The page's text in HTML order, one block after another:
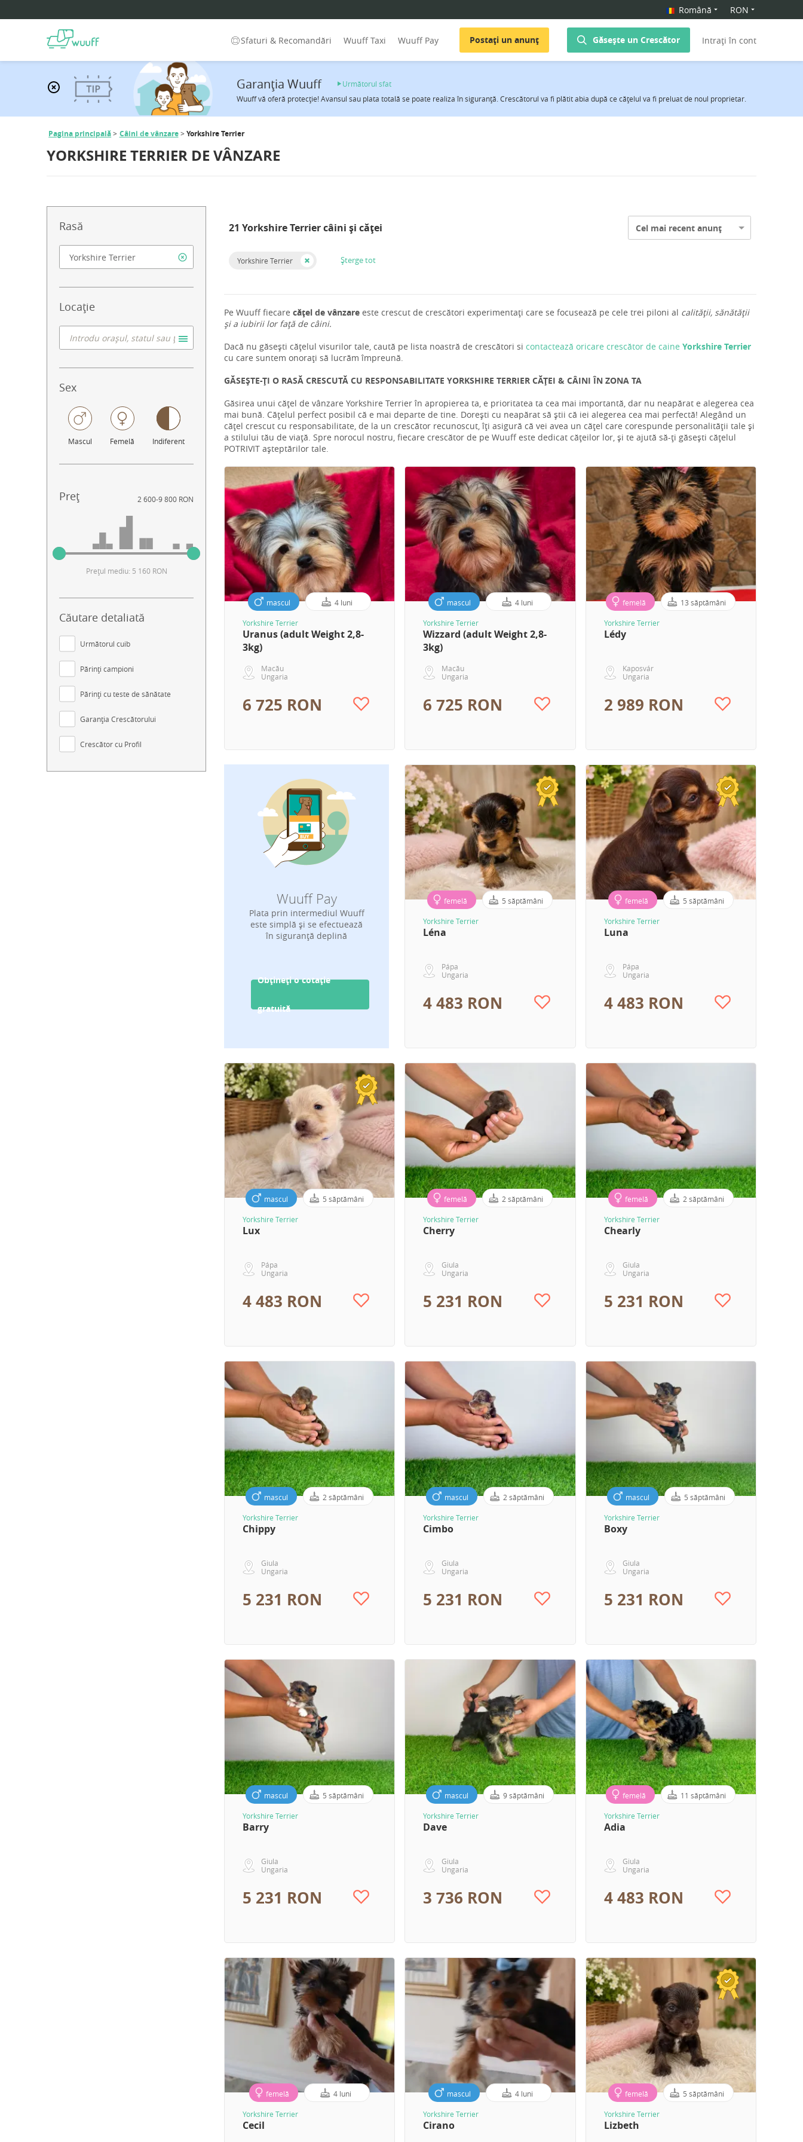
Română RON
Sfaturi & Recomandări Wuuff Taxi Wuuff Pay Postați un anunț Găsește un Crescător Intrați în cont
Garanţia Wuuff
Următorul sfat
Wuuff vă oferă protecţie! Avansul sau plata totală se poate realiza în siguranţă. Crescătorul va fi plătit abia după ce căţelul va fi preluat de noul proprietar.
Pagina principală Câini de vânzare Yorkshire Terrier
YORKSHIRE TERRIER DE VÂNZARE
Rasă
Locație
Sex
Mascul Femelă Indiferent
Preț 2 600-9 800 RON
Prețul mediu: 5 160 RON
Căutare detaliată
Următorul cuib
Părinți campioni
Părinți cu teste de sănătate
Garanția Crescătorului
Crescător cu Profil
21 Yorkshire Terrier câini și căței Cel mai recent anunț
Yorkshire Terrier Șterge tot
Pe Wuuff fiecare cățel de vânzare este crescut de crescători experimentați care se focusează pe cele trei piloni al calității, sănătății
și a iubirii lor față de câini.
Dacă nu găsești cățelul visurilor tale, caută pe lista noastră de crescători si contactează oricare crescător de caine Yorkshire Terrier
cu care suntem onorați să lucrăm împreună.
GĂSEȘTE-ȚI O RASĂ CRESCUTĂ CU RESPONSABILITATE YORKSHIRE TERRIER CĂȚEI & CÂINI ÎN ZONA TA
Găsirea unui cățel de vânzare Yorkshire Terrier în apropierea ta, e prioritatea ta cea mai importantă, dar nu neapărat e alegerea cea
mai bună. Cățelul perfect posibil că e mai departe de tine. Dorești cu neapărat să știi că iei alegerea cea mai perfectă! Alegând un
cățel crescut cu responsabilitate, de la un crescător recunoscut, îți asigură că vei avea un cățel care corespunde personalității tale și
a stilului tău de viață. Spre norocul nostru, fiecare crescător de pe Wuuff este dedicat cățeilor lor, și te ajută să-ți găsești cățelul
POTRIVIT așteptărilor tale.
mascul 4 luni
Yorkshire Terrier
Uranus (adult Weight 2,8-
3kg)
Macău
Ungaria
6 725 RON
mascul 4 luni
Yorkshire Terrier
Wizzard (adult Weight 2,8-
3kg)
Macău
Ungaria
6 725 RON
femelă 13 săptămâni
Yorkshire Terrier
Lédy
Kaposvár
Ungaria
2 989 RON
Wuuff Pay
Plata prin intermediul Wuuff
este simplă și se efectuează
în siguranță deplină
Obțineți o cotație
gratuită
femelă 5 săptămâni
Yorkshire Terrier
Léna
Pápa
Ungaria
4 483 RON
femelă 5 săptămâni
Yorkshire Terrier
Luna
Pápa
Ungaria
4 483 RON
mascul 5 săptămâni
Yorkshire Terrier
Lux
Pápa
Ungaria
4 483 RON
femelă 2 săptămâni
Yorkshire Terrier
Cherry
Giula
Ungaria
5 231 RON
femelă 2 săptămâni
Yorkshire Terrier
Chearly
Giula
Ungaria
5 231 RON
mascul 2 săptămâni
Yorkshire Terrier
Chippy
Giula
Ungaria
5 231 RON
mascul 2 săptămâni
Yorkshire Terrier
Cimbo
Giula
Ungaria
5 231 RON
mascul 5 săptămâni
Yorkshire Terrier
Boxy
Giula
Ungaria
5 231 RON
mascul 5 săptămâni
Yorkshire Terrier
Barry
Giula
Ungaria
5 231 RON
mascul 9 săptămâni
Yorkshire Terrier
Dave
Giula
Ungaria
3 736 RON
femelă 11 săptămâni
Yorkshire Terrier
Adia
Giula
Ungaria
4 483 RON
femelă 4 luni
Yorkshire Terrier
Cecil
mascul 4 luni
Yorkshire Terrier
Cirano
femelă 5 săptămâni
Yorkshire Terrier
Lizbeth